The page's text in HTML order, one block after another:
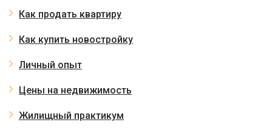
Как продать квартиру
Как купить новостройку
Личный опыт
Цены на недвижимость
Жилищный практикум